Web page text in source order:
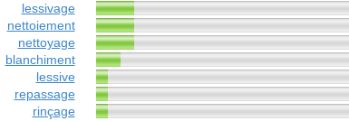
lessivage
nettoiement
nettoyage
blanchiment
lessive
repassage
rinçage